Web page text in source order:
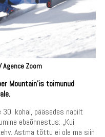
Agence Zoom
Mountain’is toimunud
kohal, pääsedes napilt
ebaõnnestus: „Kui
Astma tõttu ei ole ma siin